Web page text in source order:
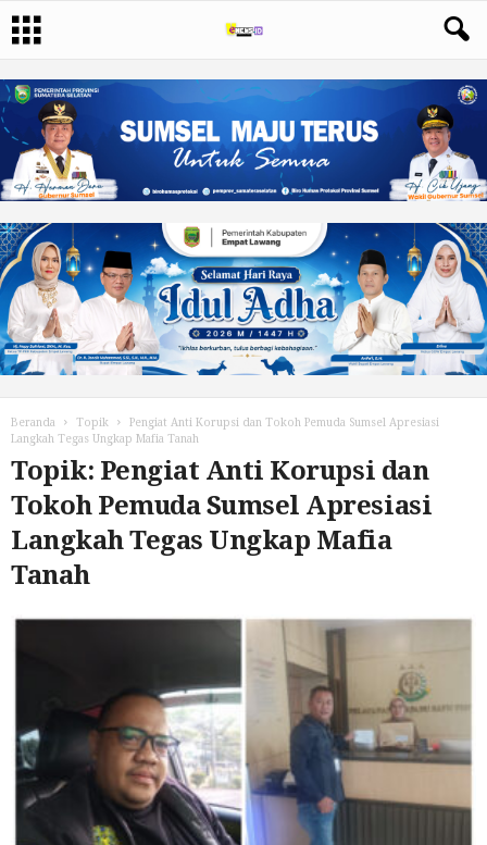
Beranda Topik
Pengiat Anti Korupsi dan Tokoh Pemuda Sumsel Apresiasi
Langkah Tegas Ungkap Mafia Tanah
Topik: Pengiat Anti Korupsi dan
Tokoh Pemuda Sumsel Apresiasi
Langkah Tegas Ungkap Mafia
Tanah